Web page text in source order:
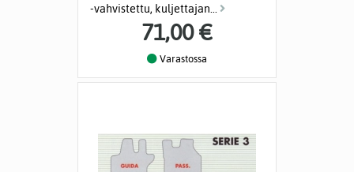
-vahvistettu, kuljettajan...
71,00 €
Varastossa